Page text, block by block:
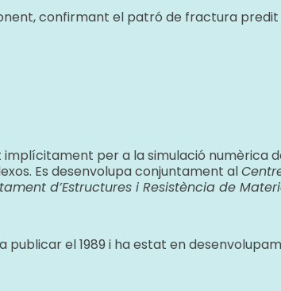
confirmant el patró de fractura
implícitament per a la simulació numèrica
Es desenvolupa conjuntament al
d’Estructures i Resistència de
publicar el 1989 i ha estat en